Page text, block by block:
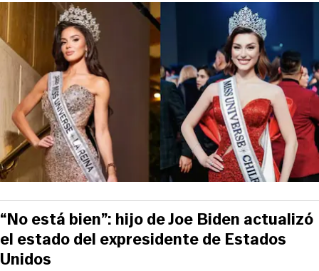
“No está bien”: hijo de Joe Biden actualizó
el estado del expresidente de Estados
Unidos